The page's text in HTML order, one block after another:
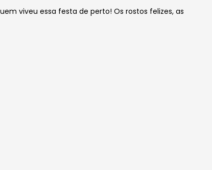
viveu essa festa de perto! Os rostos felizes, as